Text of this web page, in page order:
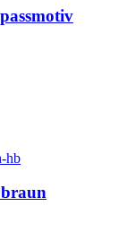
braun